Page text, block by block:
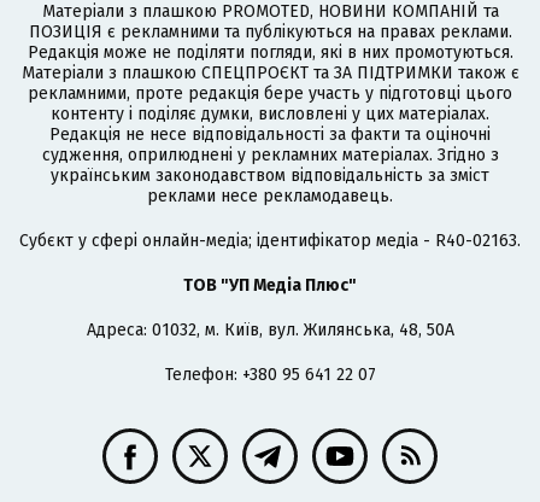
Матеріали з плашкою PROMOTED, НОВИНИ КОМПАНІЙ та
ПОЗИЦІЯ є рекламними та публікуються на правах реклами.
Редакція може не поділяти погляди, які в них промотуються.
Матеріали з плашкою СПЕЦПРОЄКТ та ЗА ПІДТРИМКИ також є
рекламними, проте редакція бере участь у підготовці цього
контенту і поділяє думки, висловлені у цих матеріалах.
Редакція не несе відповідальності за факти та оціночні
судження, оприлюднені у рекламних матеріалах. Згідно з
українським законодавством відповідальність за зміст
реклами несе рекламодавець.
Cубєкт у сфері онлайн-медіа; ідентифікатор медіа - R40-02163.
ТОВ "УП Медіа Плюс"
Адреса: 01032, м. Київ, вул. Жилянська, 48, 50А
Телефон: +380 95 641 22 07